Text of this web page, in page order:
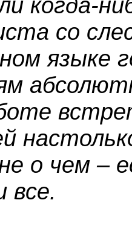
со
языке
о чем –
все.